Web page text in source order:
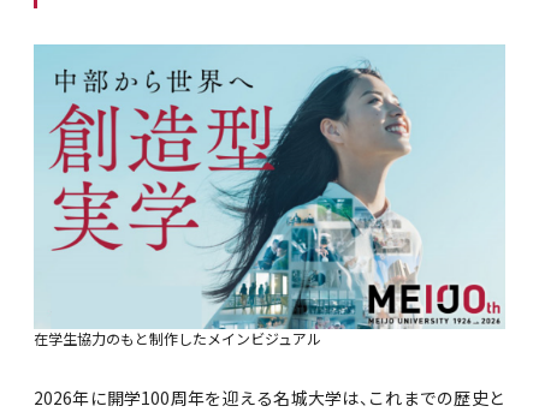
在学生協力のもと制作したメインビジュアル
2026年に開学100周年を迎える名城大学は、これまでの歴史と